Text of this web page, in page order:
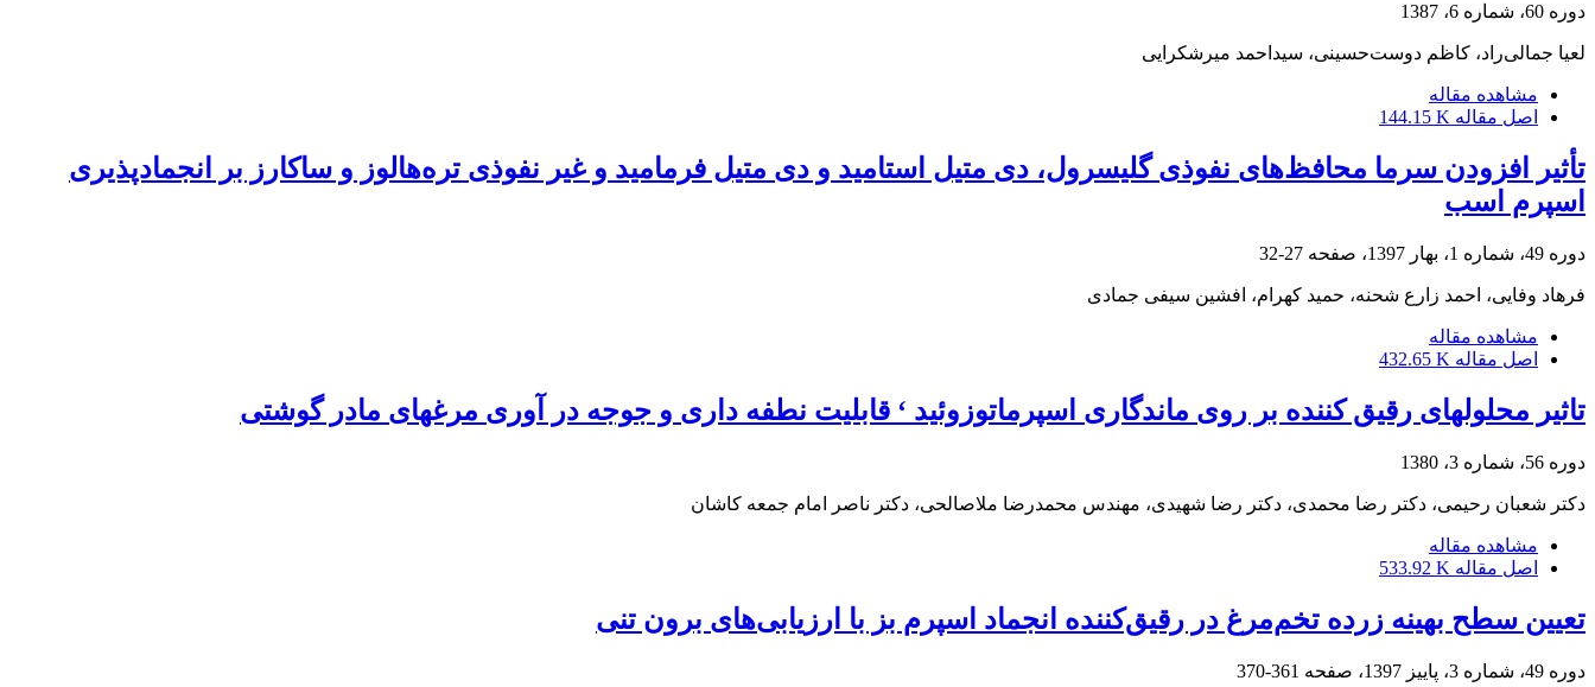
دوره 60، شماره 6، 1387
لعیا جمالی‌راد، کاظم دوست‌حسینی، سیداحمد میرشکرایی
مشاهده مقاله
اصل مقاله 144.15 K
تأثیر افزودن سرما محافظ‌های نفوذی گلیسرول، دی متیل استامید و دی متیل فرمامید و غیر نفوذی تره‌هالوز و ساکارز بر انجماد‌پذیری
اسپرم اسب
دوره 49، شماره 1، بهار 1397، صفحه 27-32
فرهاد وفایی، احمد زارع شحنه، حمید کهرام، افشین سیفی جمادی
مشاهده مقاله
اصل مقاله 432.65 K
تاثیر محلولهای رقیق کننده بر روی ماندگاری اسپرماتوزوئید ‘ قابلیت نطفه داری و جوجه در آوری مرغهای مادر گوشتی
دوره 56، شماره 3، 1380
دکتر شعبان رحیمی، دکتر رضا محمدی، دکتر رضا شهیدی، مهندس محمدرضا ملاصالحی، دکتر ناصر امام جمعه کاشان
مشاهده مقاله
اصل مقاله 533.92 K
تعیین سطح بهینه زرده تخم‌مرغ در رقیق‌کننده انجماد اسپرم بز با ارزیابی‌های برون تنی
دوره 49، شماره 3، پاییز 1397، صفحه 361-370